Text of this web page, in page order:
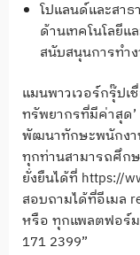
โปแลนด์และสาธ
ด้านเทคโนโลยี
สนับสนุนการทำ
แมนพาวเวอร์กรุ๊ป
ทรัพยากรที่มีค่าสุด
พัฒนาทักษะพนักงา
ทุกท่านสามารถศึก
ยั่งยืนได้ที่ https://
สอบถามได้ที่อีเมล
หรือ ทุกแพลตฟอร์ม
171 2399”